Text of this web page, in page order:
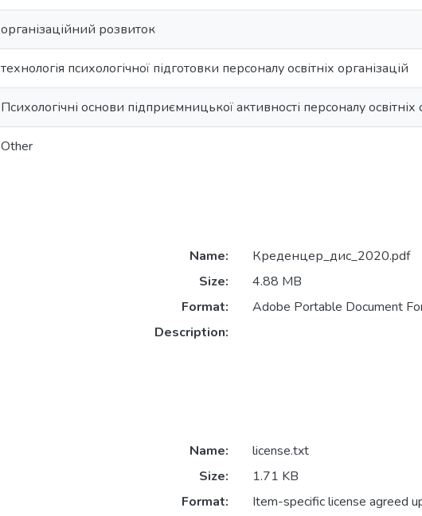
організаційний розвиток
технологія психологічної підготовки персоналу освітніх організацій
Психологічні основи підприємницької активності персоналу освітніх
Other
Name:
Креденцер_дис_2020.pdf
Size:
4.88 MB
Format:
Adobe Portable Document
Description:
Name:
license.txt
Size:
1.71 KB
Format:
Item-specific license agreed